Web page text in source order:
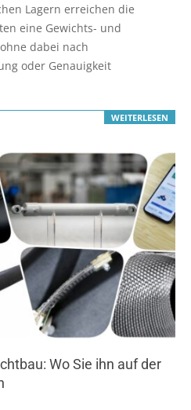
Lagern erreichen die
eine Gewichts- und
dabei nach
oder Genauigkeit
WEITERLESEN
Wo Sie ihn auf der